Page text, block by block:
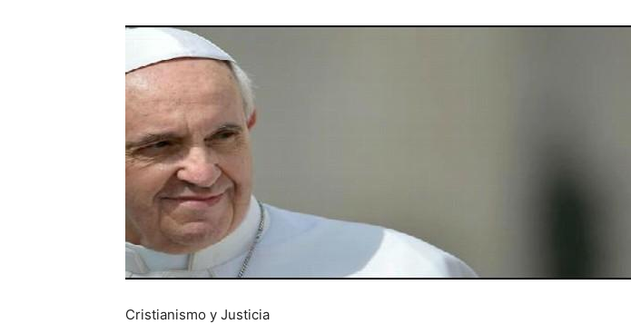
Cristianismo y Justicia